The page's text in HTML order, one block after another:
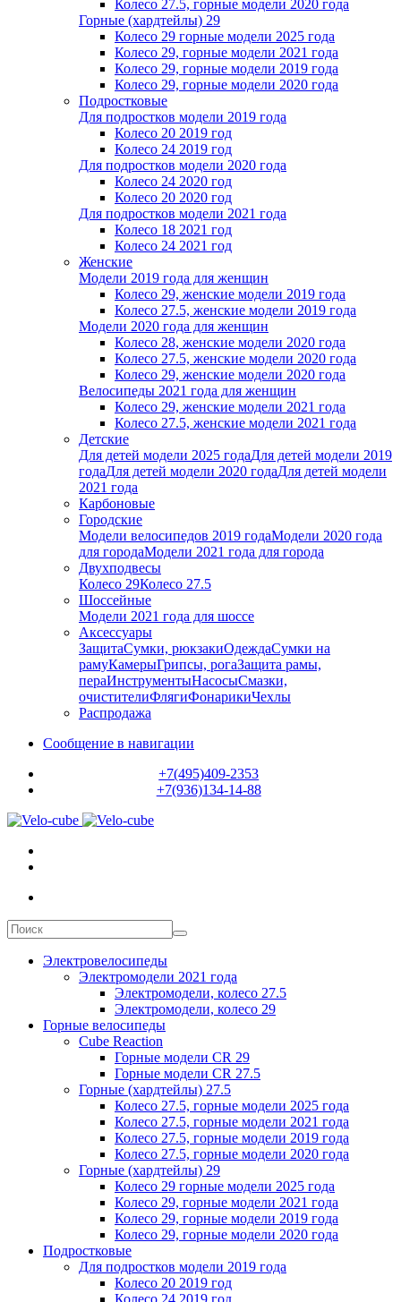
Колесо 27.5, горные модели 2020 года
Горные (хардтейлы) 29
Колесо 29 горные модели 2025 года
Колесо 29, горные модели 2021 года
Колесо 29, горные модели 2019 года
Колесо 29, горные модели 2020 года
Подростковые
Для подростков модели 2019 года
Колесо 20 2019 год
Колесо 24 2019 год
Для подростков модели 2020 года
Колесо 24 2020 год
Колесо 20 2020 год
Для подростков модели 2021 года
Колесо 18 2021 год
Колесо 24 2021 год
Женскиe
Модели 2019 года для женщин
Колесо 29, женские модели 2019 года
Колесо 27.5, женские модели 2019 года
Модели 2020 года для женщин
Колесо 28, женские модели 2020 года
Колесо 27.5, женские модели 2020 года
Колесо 29, женские модели 2020 года
Велосипеды 2021 года для женщин
Колесо 29, женские модели 2021 года
Колесо 27.5, женские модели 2021 года
Детские
Для детей модели 2025 годаДля детей модели 2019
годаДля детей модели 2020 годаДля детей модели
2021 года
Карбоновые
Городские
Модели велосипедов 2019 годаМодели 2020 года
для городаМодели 2021 года для города
Двухподвесы
Колесо 29Колесо 27.5
Шоссейные
Модели 2021 года для шоссе
Аксессуары
ЗащитаСумки, рюкзакиОдеждаСумки на
рамуКамерыГрипсы, рогаЗащита рамы,
пераИнструментыНасосыСмазки,
очистителиФлягиФонарикиЧехлы
Распродажа
Сообщение в навигации
+7(495)409-2353
+7(936)134-14-88
Электровелосипеды
Электромодели 2021 года
Электромодели, колесо 27.5
Электромодели, колесо 29
Горные велосипеды
Cube Reaction
Горные модели CR 29
Горные модели CR 27.5
Горные (хардтейлы) 27.5
Колесо 27.5, горные модели 2025 года
Колесо 27.5, горные модели 2021 года
Колесо 27.5, горные модели 2019 года
Колесо 27.5, горные модели 2020 года
Горные (хардтейлы) 29
Колесо 29 горные модели 2025 года
Колесо 29, горные модели 2021 года
Колесо 29, горные модели 2019 года
Колесо 29, горные модели 2020 года
Подростковые
Для подростков модели 2019 года
Колесо 20 2019 год
Колесо 24 2019 год